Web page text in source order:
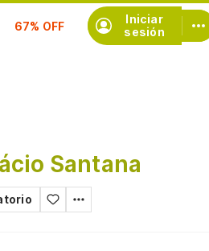
Iniciar
sesión
Suscríbete
Santana